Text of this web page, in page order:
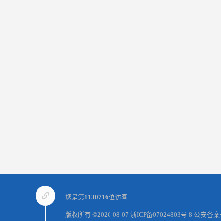
您是第1130716位访客
版权所有 ©2026-08-07 浙ICP备07024803号-8 公安备